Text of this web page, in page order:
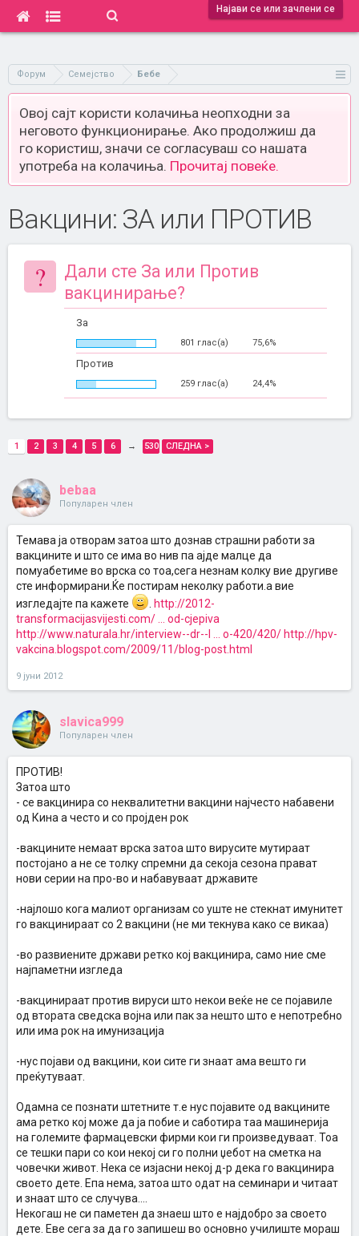
Најави се или зачлени се
Форум Семејство Бебе
Овој сајт користи колачиња неопходни за
неговото функционирање. Ако продолжиш да
го користиш, значи се согласуваш со нашата
употреба на колачиња. Прочитај повеќе.
Вакцини: ЗА или ПРОТИВ
?
Дали сте За или Против
вакцинирање?
За
801 глас(а) 75,6%
Против
259 глас(а) 24,4%
1 2 3 4 5 6 → 530 СЛЕДНА >
bebaa
Популарен член
Темава ја отворам затоа што дознав страшни работи за
вакцините и што се има во нив па ајде малце да
помуабетиме во врска со тоа,сега незнам колку вие другиве
сте информирани.Ќе постирам неколку работи.а вие
изгледајте па кажете
http://2012-
transformacijasvijesti.com/ ... od-cjepiva
http://www.naturala.hr/interview--dr--l ... o-420/420/ http://hpv-
vakcina.blogspot.com/2009/11/blog-post.html
9 јуни 2012
slavica999
Популарен член
ПРОТИВ!
Затоа што
- се вакцинира со неквалитетни вакцини најчесто набавени
од Кина а често и со пројден рок
-вакцините немаат врска затоа што вирусите мутираат
постојано а не се толку спремни да секоја сезона прават
нови серии на про-во и набавуваат државите
-најлошо кога малиот организам со уште не стекнат имунитет
го вакцинираат со 2 вакцини (не ми текнува како се викаа)
-во развиените држави ретко кој вакцинира, само ние сме
најпаметни изгледа
-вакцинираат против вируси што некои веќе не се појавиле
од втората сведска војна или пак за нешто што е непотребно
или има рок на имунизација
-нус појави од вакцини, кои сите ги знаат ама вешто ги
преќутуваат.
Одамна се познати штетните т.е нус појавите од вакцините
ама ретко кој може да ја побие и саботира таа машинерија
на големите фармацевски фирми кои ги произведуваат. Тоа
се тешки пари со кои некој си го полни џебот на сметка на
човечки живот. Нека се изјасни некој д-р дека го вакцинира
своето дете. Епа нема, затоа што одат на семинари и читаат
и знаат што се случува....
Некогаш не си паметен да знаеш што е најдобро за своето
дете. Еве сега за да го запишеш во основно училиште мораш